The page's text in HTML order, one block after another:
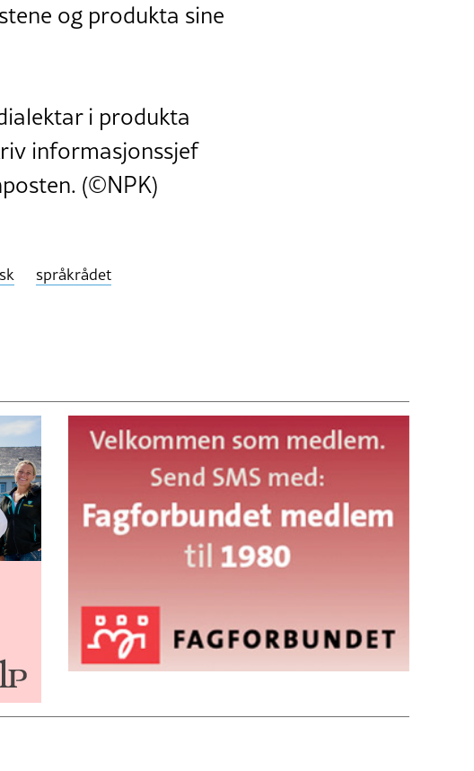
og produkta sine
i produkta
informasjonssjef
(©NPK)
språkrådet